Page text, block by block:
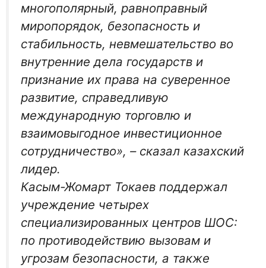
многополярный, равноправный
миропорядок, безопасность и
стабильность, невмешательство во
внутренние дела государств и
признание их права на суверенное
развитие, справедливую
международную торговлю и
взаимовыгодное инвестиционное
сотрудничество», – сказал казахский
лидер.
Касым-Жомарт Токаев поддержал
учреждение четырех
специализированных центров ШОС:
по противодействию вызовам и
угрозам безопасности, а также